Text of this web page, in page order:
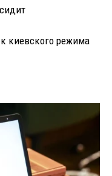
киевского режима